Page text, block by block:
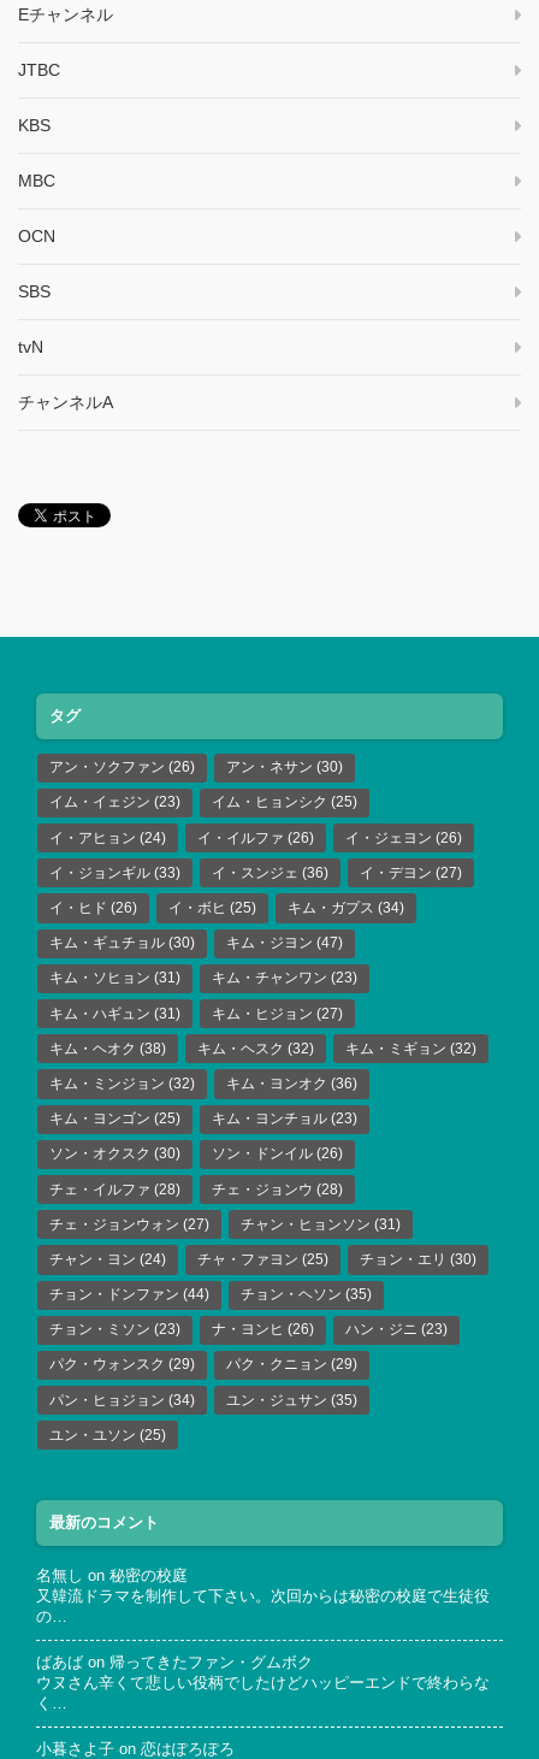
Eチャンネル
JTBC
KBS
MBC
OCN
SBS
tvN
チャンネルA
タグ
アン・ソクファン (26) アン・ネサン (30)
イム・イェジン (23) イム・ヒョンシク (25)
イ・アヒョン (24) イ・イルファ (26) イ・ジェヨン (26)
イ・ジョンギル (33) イ・スンジェ (36) イ・デヨン (27)
イ・ヒド (26) イ・ボヒ (25) キム・ガプス (34)
キム・ギュチョル (30) キム・ジヨン (47)
キム・ソヒョン (31) キム・チャンワン (23)
キム・ハギュン (31) キム・ヒジョン (27)
キム・ヘオク (38) キム・ヘスク (32) キム・ミギョン (32)
キム・ミンジョン (32) キム・ヨンオク (36)
キム・ヨンゴン (25) キム・ヨンチョル (23)
ソン・オクスク (30) ソン・ドンイル (26)
チェ・イルファ (28) チェ・ジョンウ (28)
チェ・ジョンウォン (27) チャン・ヒョンソン (31)
チャン・ヨン (24) チャ・ファヨン (25) チョン・エリ (30)
チョン・ドンファン (44) チョン・ヘソン (35)
チョン・ミソン (23) ナ・ヨンヒ (26) ハン・ジニ (23)
パク・ウォンスク (29) パク・クニョン (29)
パン・ヒョジョン (34) ユン・ジュサン (35)
ユン・ユソン (25)
最新のコメント
名無し on 秘密の校庭
又韓流ドラマを制作して下さい。次回からは秘密の校庭で生徒役
の…
ばあば on 帰ってきたファン・グムボク
ウヌさん辛くて悲しい役柄でしたけどハッピーエンドで終わらな
く…
小暮さよ子 on 恋はぽろぽろ